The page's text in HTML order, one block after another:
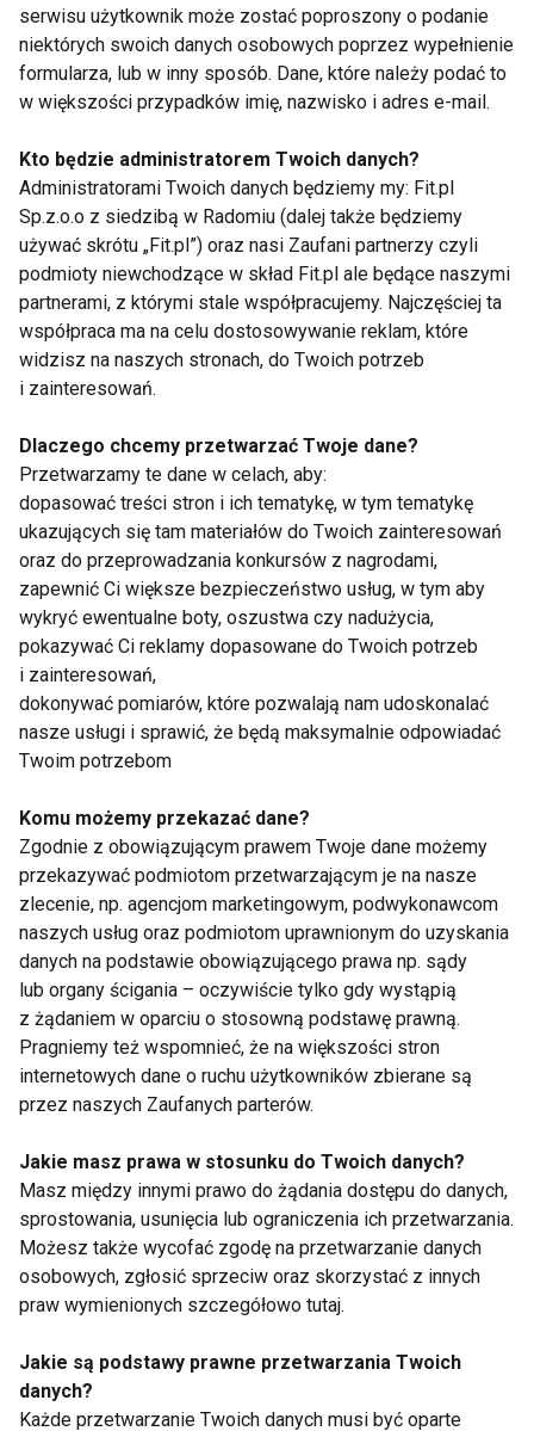
Zamiast scrollować telefon w przerwie –
przespaceruj
się, zrób przysiady, plank lub stretching
. To aktywność,
która pobudza mózg, poprawia krążenie i zmniejsza stres.
4.Trenuj podczas oglądania serialu
Masz ulubiony serial na wieczór? Świetnie!Ćwicz podczas
oglądania – plank, przysiady, rowerek stacjonarny,
skakanka. To świetny multitasking i sposób, by się nie
nudzić.
5.Zamień transport na ruch
Jeśli możesz –dojeżdżaj rowerem, idź pieszo, wysiądź
daje realne korzyści zdrowotne i spala kalorie.
6.Ćwicz z dziećmi
Nie masz jak wyjść na trening, bo opiekujesz się
dzieckiem?Wciągnij je do zabawy ruchowej– taniec, joga
dla dzieci, wspólna gimnastyka. To nie tylko ruch, ale i
wspólny czas.
7.Zaplanuj trening jak spotkanie
Traktuj aktywność jak ważne wydarzenie –
wpisz ją do
kalendarza, ustaw przypomnienie, nadaj jej priorytet
Jeśli nie zaplanujesz ruchu, zawsze znajdzie się coś
„ważniejszego”.
8.Wybierz aktywność, którą lubisz
Sport nie musi oznaczać siłowni.Taniec, zumba, jazda na
rolkach, joga, tenis, wspinaczka, pływanie– wszystko
się liczy. Łatwiej znaleźć czas na coś, co sprawia
przyjemność.
9.Trenuj w domu
sieci znajdziesz mnóstwo darmowych treningów – od
początkujących po zaawansowane. Potrzebujesz tylko
maty i kilku metrów wolnej przestrzeni.
10.Zadbaj o mikro-ruchy przez cały
dzień
Nie musisz mieć osobnego czasu na sport. Po prostu
ruszaj się więcej w ciągu dnia
rozciągaj się przy biurku, przejdź się po telefonie, rób
serwisu użytkownik może zostać poproszony o podanie
niektórych swoich danych osobowych poprzez wypełnienie
formularza, lub w inny sposób. Dane, które należy podać to
w większości przypadków imię, nazwisko i adres e-mail.
Kto będzie administratorem Twoich danych?
Administratorami Twoich danych będziemy my: Fit.pl
Sp.z.o.o z siedzibą w Radomiu (dalej także będziemy
używać skrótu „Fit.pl”) oraz nasi Zaufani partnerzy czyli
podmioty niewchodzące w skład Fit.pl ale będące naszymi
partnerami, z którymi stale współpracujemy. Najczęściej ta
współpraca ma na celu dostosowywanie reklam, które
widzisz na naszych stronach, do Twoich potrzeb
i zainteresowań.
Dlaczego chcemy przetwarzać Twoje dane?
Przetwarzamy te dane w celach, aby:
dopasować treści stron i ich tematykę, w tym tematykę
ukazujących się tam materiałów do Twoich zainteresowań
oraz do przeprowadzania konkursów z nagrodami,
zapewnić Ci większe bezpieczeństwo usług, w tym aby
wykryć ewentualne boty, oszustwa czy nadużycia,
pokazywać Ci reklamy dopasowane do Twoich potrzeb
i zainteresowań,
dokonywać pomiarów, które pozwalają nam udoskonalać
nasze usługi i sprawić, że będą maksymalnie odpowiadać
Twoim potrzebom
Komu możemy przekazać dane?
Zgodnie z obowiązującym prawem Twoje dane możemy
przekazywać podmiotom przetwarzającym je na nasze
zlecenie, np. agencjom marketingowym, podwykonawcom
naszych usług oraz podmiotom uprawnionym do uzyskania
danych na podstawie obowiązującego prawa np. sądy
lub organy ścigania – oczywiście tylko gdy wystąpią
z żądaniem w oparciu o stosowną podstawę prawną.
Pragniemy też wspomnieć, że na większości stron
internetowych dane o ruchu użytkowników zbierane są
przez naszych Zaufanych parterów.
Jakie masz prawa w stosunku do Twoich danych?
Masz między innymi prawo do żądania dostępu do danych,
sprostowania, usunięcia lub ograniczenia ich przetwarzania.
Możesz także wycofać zgodę na przetwarzanie danych
osobowych, zgłosić sprzeciw oraz skorzystać z innych
praw wymienionych szczegółowo tutaj.
Jakie są podstawy prawne przetwarzania Twoich
danych?
Każde przetwarzanie Twoich danych musi być oparte